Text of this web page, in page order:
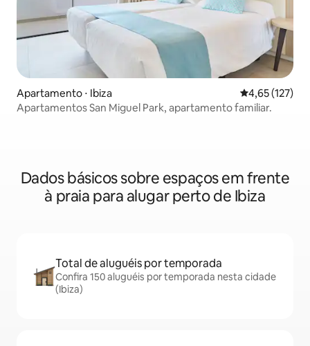
Apartamento ⋅ Ibiza 4,65 de uma
4,65 (127)
Apartamentos San Miguel Park, apartamento familiar.
Dados básicos sobre espaços em frente
à praia para alugar perto de Ibiza
Total de aluguéis por temporada
Confira 150 aluguéis por temporada nesta cidade
(Ibiza)